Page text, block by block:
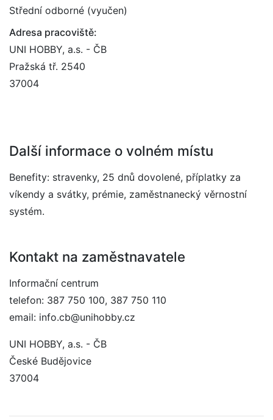
Střední odborné (vyučen)
Adresa pracoviště:
UNI HOBBY, a.s. - ČB
Pražská tř. 2540
37004
Další informace o volném místu
Benefity: stravenky, 25 dnů dovolené, příplatky za
víkendy a svátky, prémie, zaměstnanecký věrnostní
systém.
Kontakt na zaměstnavatele
Informační centrum
telefon: 387 750 100, 387 750 110
email: info.cb@unihobby.cz
UNI HOBBY, a.s. - ČB
České Budějovice
37004